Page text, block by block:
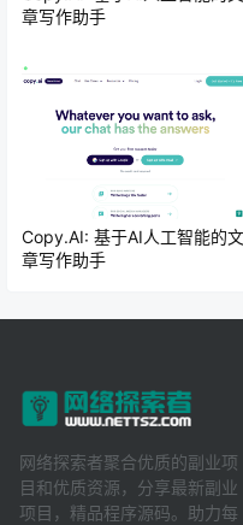
章写作助手
Copy.AI: 基于AI人工智能的文
章写作助手
网络探索者聚合优质的副业项
目和优质资源，分享最新副业
项目，精品程序源码。助力每